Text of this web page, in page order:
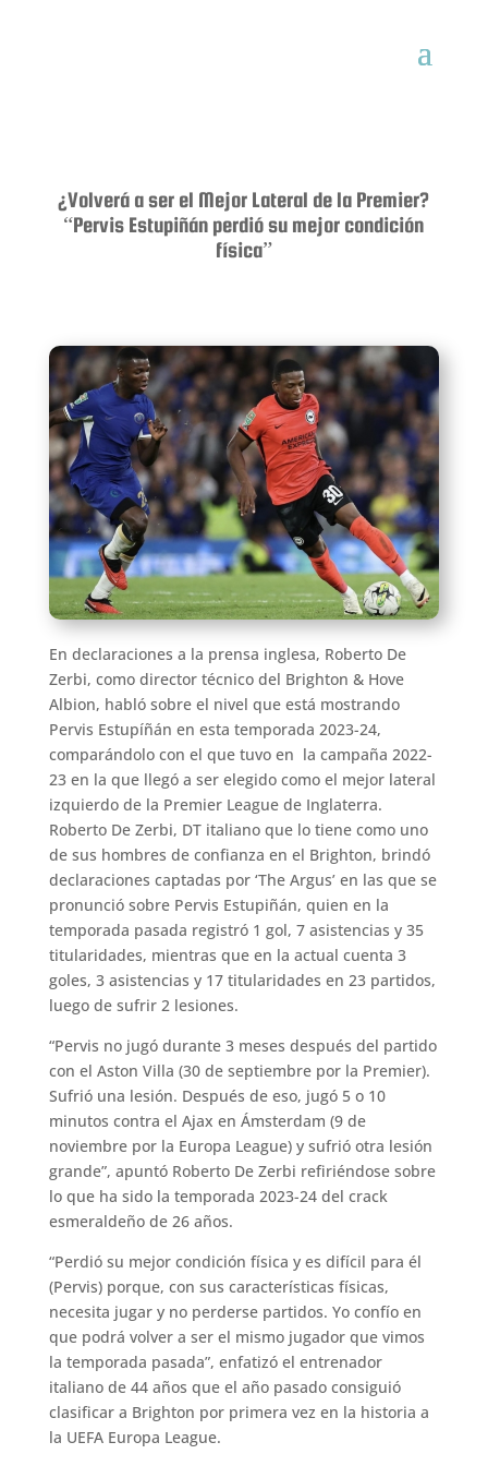
¿Volverá a ser el Mejor Lateral de la Premier?
“Pervis Estupiñán perdió su mejor condición
física”
En declaraciones a la prensa inglesa, Roberto De
Zerbi, como director técnico del Brighton & Hove
Albion, habló sobre el nivel que está mostrando
Pervis Estupíñán en esta temporada 2023-24,
comparándolo con el que tuvo en la campaña 2022-
23 en la que llegó a ser elegido como el mejor lateral
izquierdo de la Premier League de Inglaterra.
Roberto De Zerbi, DT italiano que lo tiene como uno
de sus hombres de confianza en el Brighton, brindó
declaraciones captadas por ‘The Argus’ en las que se
pronunció sobre Pervis Estupiñán, quien en la
temporada pasada registró 1 gol, 7 asistencias y 35
titularidades, mientras que en la actual cuenta 3
goles, 3 asistencias y 17 titularidades en 23 partidos,
luego de sufrir 2 lesiones.
“Pervis no jugó durante 3 meses después del partido
con el Aston Villa (30 de septiembre por la Premier).
Sufrió una lesión. Después de eso, jugó 5 o 10
minutos contra el Ajax en Ámsterdam (9 de
noviembre por la Europa League) y sufrió otra lesión
grande”, apuntó Roberto De Zerbi refiriéndose sobre
lo que ha sido la temporada 2023-24 del crack
esmeraldeño de 26 años.
“Perdió su mejor condición física y es difícil para él
(Pervis) porque, con sus características físicas,
necesita jugar y no perderse partidos. Yo confío en
que podrá volver a ser el mismo jugador que vimos
la temporada pasada”, enfatizó el entrenador
italiano de 44 años que el año pasado consiguió
clasificar a Brighton por primera vez en la historia a
la UEFA Europa League.